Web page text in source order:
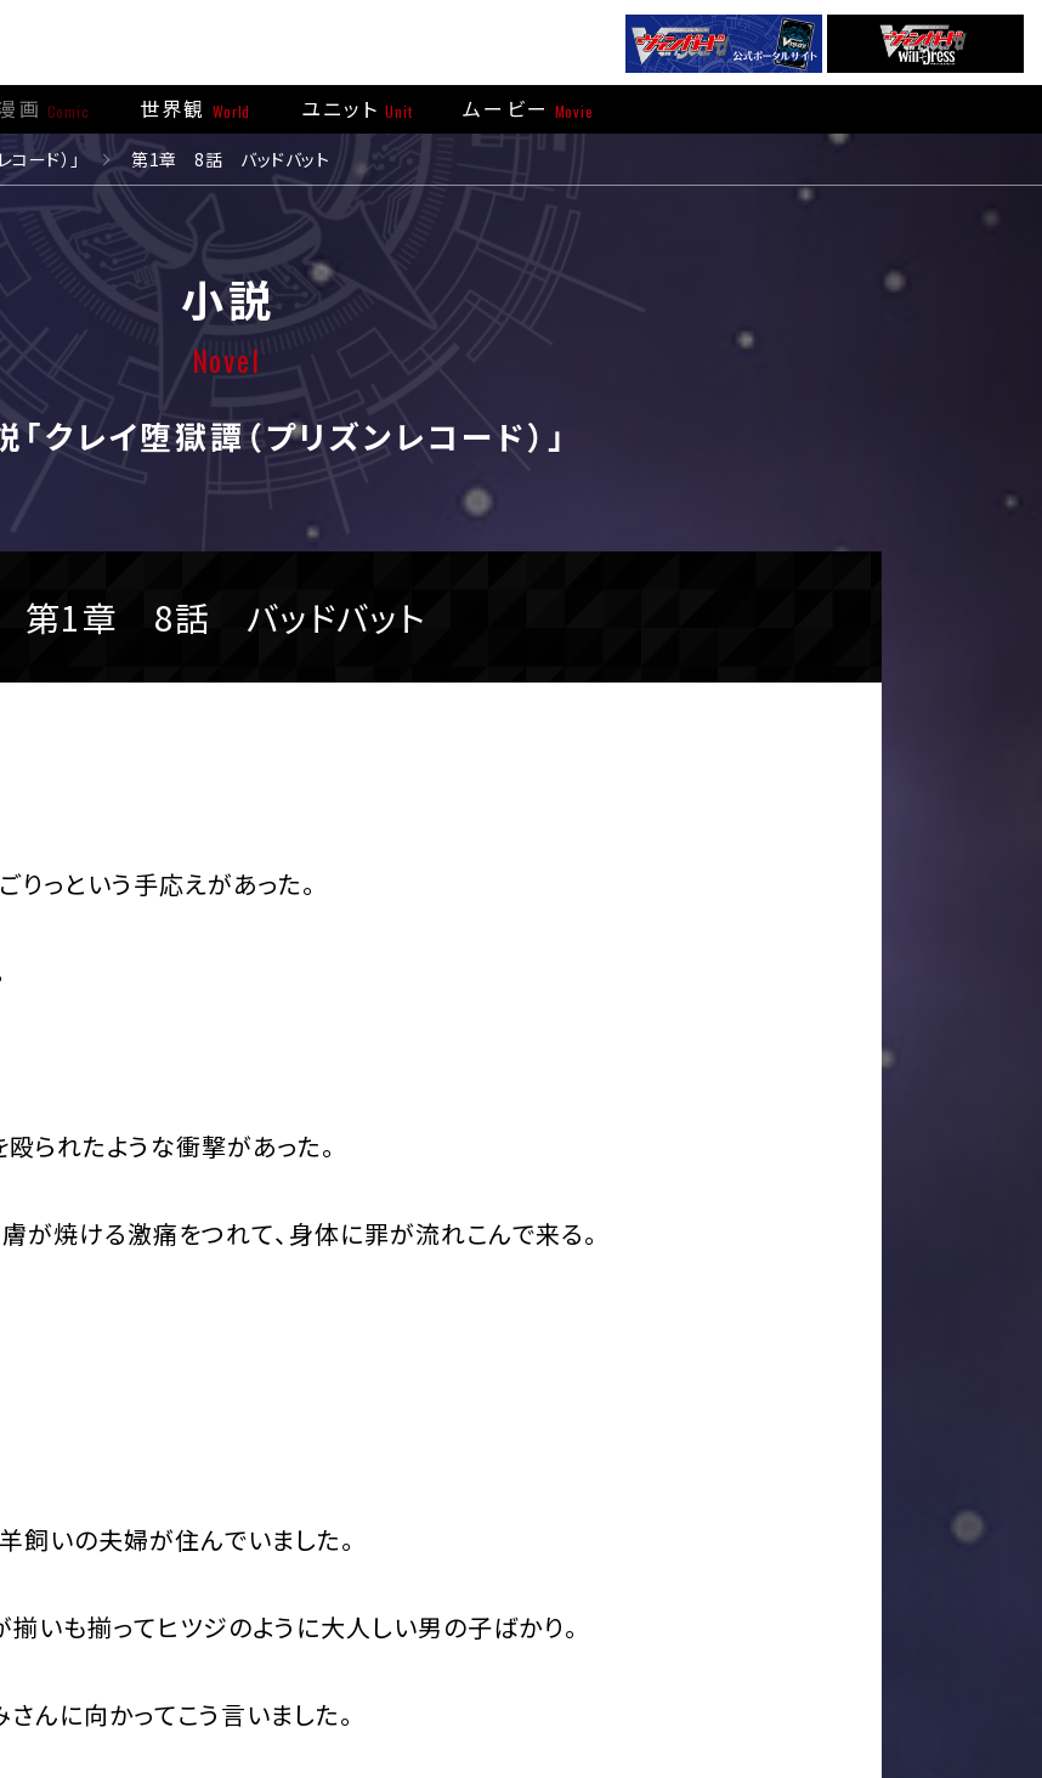
画 Comic 世界観 World ユニット Unit ムービー Movie
ード）」 第1章 8話 バッドバット
小説
Novel
クレイ堕獄譚（プリズンレコード）」
第1章 8話 バッドバット
りっという手応えがあった。
られたような衝撃があった。
が焼ける激痛をつれて、身体に罪が流れこんで来る。
飼いの夫婦が住んでいました。
いも揃ってヒツジのように大人しい男の子ばかり。
んに向かってこう言いました。